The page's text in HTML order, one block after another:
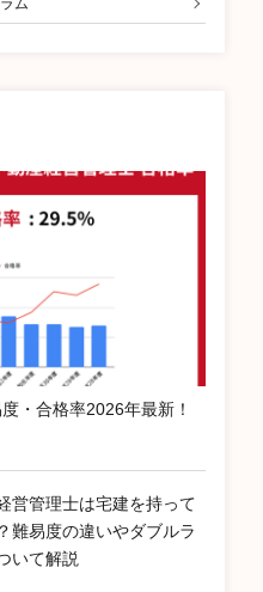
ム
・合格率2026年最新！
営管理士は宅建を持って
難易度の違いやダブルラ
いて解説